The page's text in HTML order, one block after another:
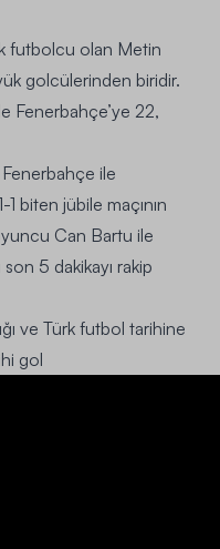
futbolcu olan Metin
golcülerinden biridir.
Fenerbahçe’ye 22,
ile
biten jübile maçının
Can Bartu ile
5 dakikayı rakip
ve Türk futbol tarihine
gol